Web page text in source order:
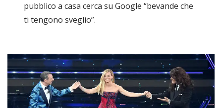
pubblico a casa cerca su Google “bevande che
ti tengono sveglio”.